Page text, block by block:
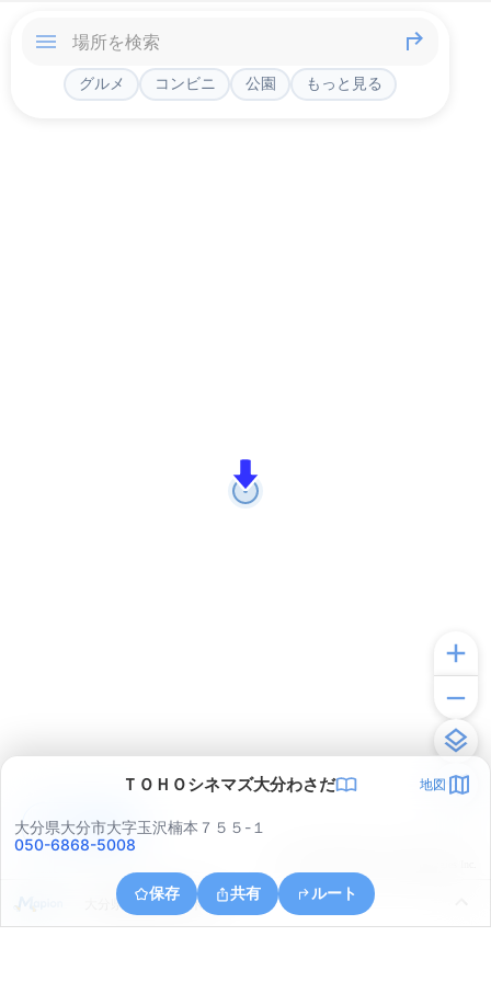
グルメ コンビニ 公園 もっと見る
ＴＯＨＯシネマズ大分わさだ 地図
大分県大分市大字玉沢楠本７５５-１
050-6868-5008
保存 共有 ルート
大分県大分市大字木上
アプリで見る